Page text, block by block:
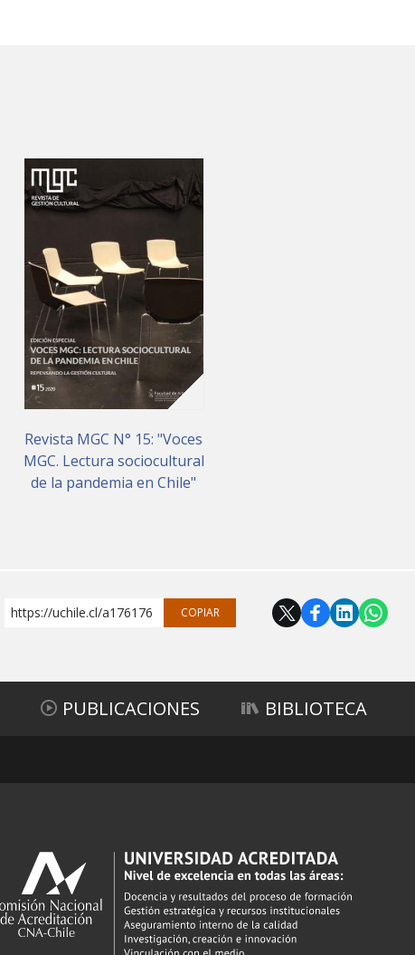
Revista MGC N° 15: "Voces
MGC. Lectura sociocultural
de la pandemia en Chile"
https://uchile.cl/a176176 COPIAR
PUBLICACIONES BIBLIOTECA